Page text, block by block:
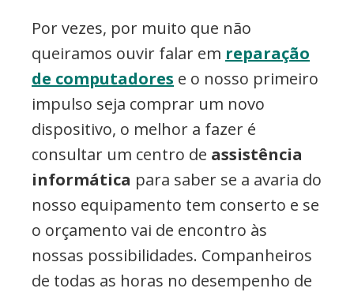
Por vezes, por muito que não
queiramos ouvir falar em reparação
de computadores e o nosso primeiro
impulso seja comprar um novo
dispositivo, o melhor a fazer é
consultar um centro de assistência
informática para saber se a avaria do
nosso equipamento tem conserto e se
o orçamento vai de encontro às
nossas possibilidades. Companheiros
de todas as horas no desempenho de